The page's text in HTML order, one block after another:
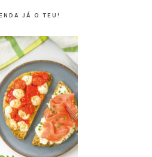
JÁ O TEU!